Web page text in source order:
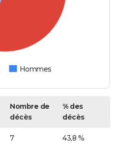
Hommes
Nombre de
décès
% des
décès
7 43,8 %